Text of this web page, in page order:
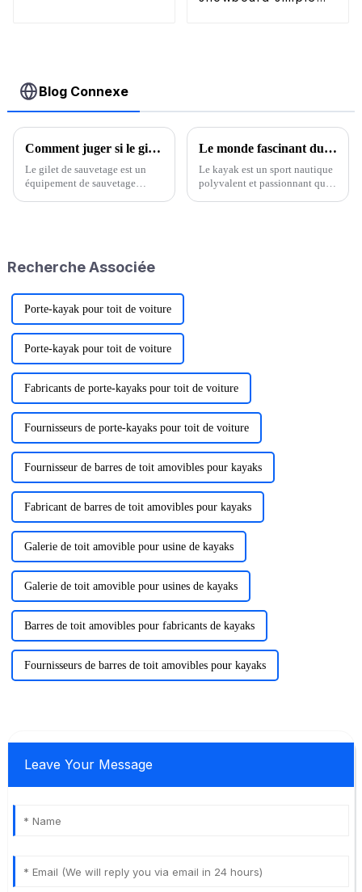
Blog Connexe
Comment juger si le gilet de sauvetage pour kayak vous convient
Le gilet de sauvetage est un
équipement de sauvetage
côtés et à la taille, comme des
Le monde fascinant du kayak : guide du débutant
Le kayak est un sport nautique
polyvalent et passionnant qui
Recherche Associée
Porte-kayak pour toit de voiture
Porte-kayak pour toit de voiture
Fabricants de porte-kayaks pour toit de voiture
Fournisseurs de porte-kayaks pour toit de voiture
Fournisseur de barres de toit amovibles pour kayaks
Fabricant de barres de toit amovibles pour kayaks
Galerie de toit amovible pour usine de kayaks
Galerie de toit amovible pour usines de kayaks
Barres de toit amovibles pour fabricants de kayaks
Fournisseurs de barres de toit amovibles pour kayaks
Leave Your Message